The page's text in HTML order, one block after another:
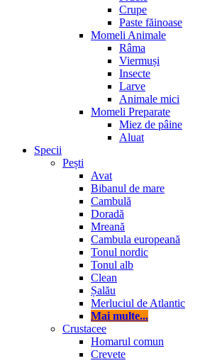
Crupe
Paste făinoase
Momeli Animale
Râma
Viermuși
Insecte
Larve
Animale mici
Momeli Preparate
Miez de pâine
Aluat
Specii
Pești
Avat
Bibanul de mare
Cambulă
Doradă
Mreană
Cambula europeană
Tonul nordic
Tonul alb
Clean
Șalău
Merluciul de Atlantic
Mai multe...
Crustacee
Homarul comun
Crevete